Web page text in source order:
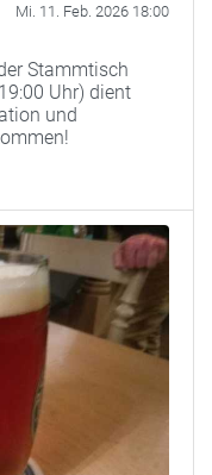
Mi. 11. Feb. 2026 18:00
Stammtisch
Uhr) dient
und